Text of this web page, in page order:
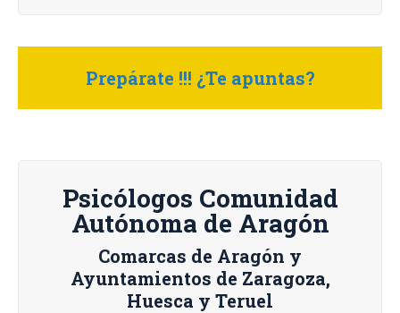
Prepárate !!! ¿Te apuntas?
Psicólogos Comunidad
Autónoma de Aragón
Comarcas de Aragón y
Ayuntamientos de Zaragoza,
Huesca y Teruel